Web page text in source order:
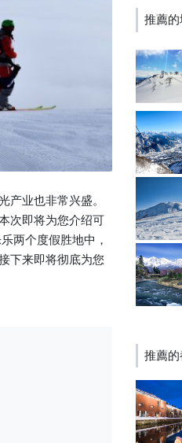
业也非常兴盛。
次即将为您介绍可
两个度假胜地中，
下来即将彻底为您
推薦
推薦